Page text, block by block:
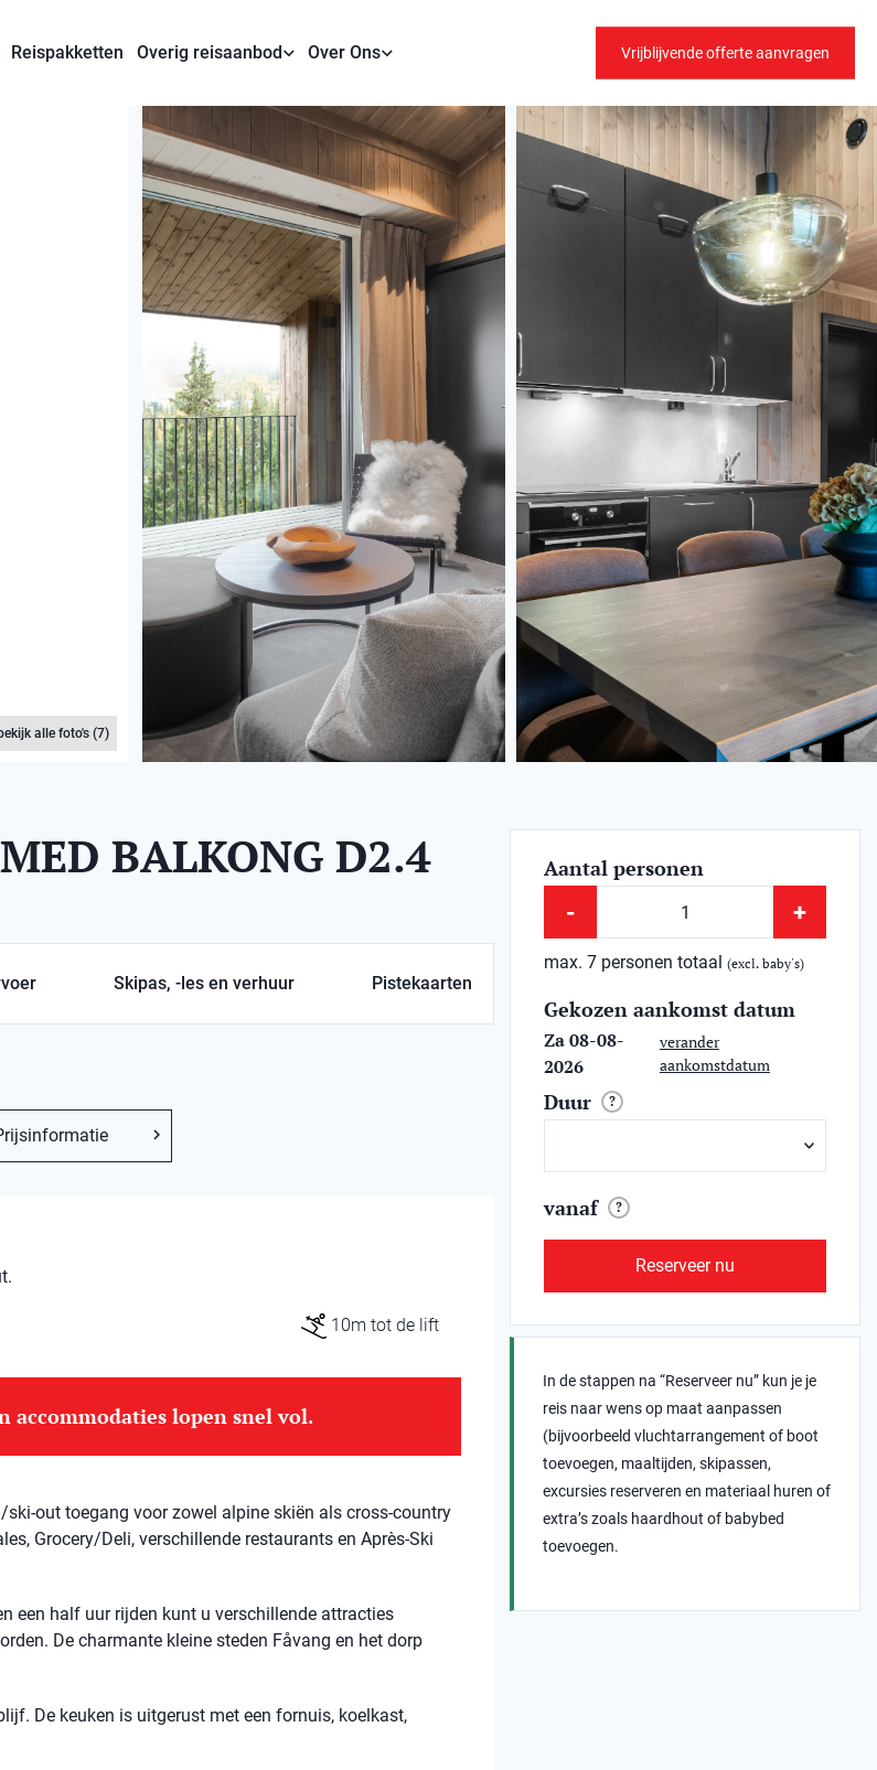
Reispakketten Overig reisaanbod Over Ons Vrijblijvende offerte aanvragen
bekijk alle foto's (7)
BALKONG D2.4
Skipas, -les en verhuur Pistekaarten
10m tot de lift
accommodaties lopen snel vol.
out toegang voor zowel alpine skiën als cross-country
Grocery/Deli, verschillende restaurants en Après-Ski
een half uur rijden kunt u verschillende attracties
De charmante kleine steden Fåvang en het dorp
De keuken is uitgerust met een fornuis, koelkast,
Aantal personen
- +
max. 7 personen totaal(excl. baby's)
Gekozen aankomst datum
Za 08-08-
2026
verander
aankomstdatum
Duur ?
vanaf ?
Reserveer nu
In de stappen na “Reserveer nu” kun je je
reis naar wens op maat aanpassen
(bijvoorbeeld vluchtarrangement of boot
toevoegen, maaltijden, skipassen,
excursies reserveren en materiaal huren of
extra’s zoals haardhout of babybed
toevoegen.